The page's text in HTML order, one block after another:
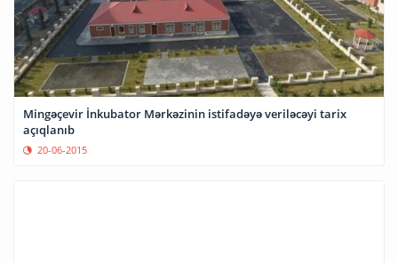
Mingəçevir İnkubator Mərkəzinin istifadəyə veriləcəyi tarix
açıqlanıb
20-06-2015